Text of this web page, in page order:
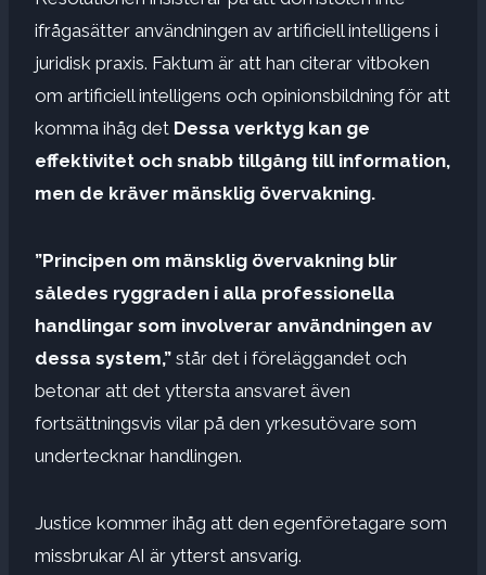
ifrågasätter användningen av artificiell intelligens i
juridisk praxis. Faktum är att han citerar vitboken
om artificiell intelligens och opinionsbildning för att
komma ihåg det Dessa verktyg kan ge
effektivitet och snabb tillgång till information,
men de kräver mänsklig övervakning.
”Principen om mänsklig övervakning blir
således ryggraden i alla professionella
handlingar som involverar användningen av
dessa system,” står det i föreläggandet och
betonar att det yttersta ansvaret även
fortsättningsvis vilar på den yrkesutövare som
undertecknar handlingen.
Justice kommer ihåg att den egenföretagare som
missbrukar AI är ytterst ansvarig.